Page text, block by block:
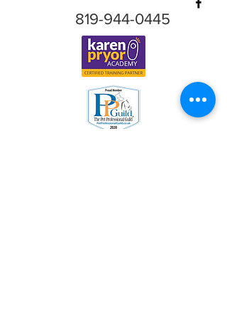
819-944-0445